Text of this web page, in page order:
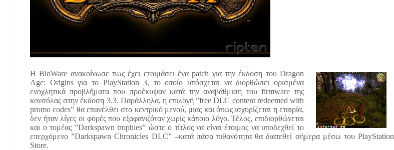
Η BioWare ανακοίνωσε πως έχει ετοιμάσει ένα patch για την έκδοση του Dragon
Age: Origins για το PlayStation 3, το οποίο υπόσχεται να διορθώσει ορισμένα
ενοχλητικά προβλήματα που προέκυψαν κατά την αναβάθμιση του firmware της
κονσόλας στην έκδοση 3.3. Παράλληλα, η επιλογή ”free DLC content redeemed with
promo codes” θα επανέλθει στο κεντρικό μενού, μιας και όπως ισχυρίζεται η εταιρία,
δεν ήταν λίγες οι φορές που εξαφανιζόταν χωρίς κάποιο λόγο. Τέλος, επιδιορθώνεται
και ο τομέας ”Darkspawn trophies” ώστε ο τίτλος να είναι έτοιμος να υποδεχθεί το
επερχόμενο ”Darkspawn Chronicles DLC” –κατά πάσα πιθανότητα θα διατεθεί σήμερα μέσω του PlayStation
Store.